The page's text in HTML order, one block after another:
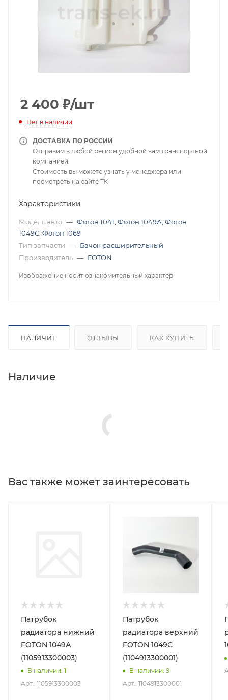
2 400 ₽/шт
Нет в наличии
ДОСТАВКА ПО РОССИИ
Отправим в любой регион удобной вам транспортной
компанией.
Стоимость вы можете узнать у менеджера или
посмотреть на сайте ТК
Характеристики
Модель авто — Фотон 1041 Фотон 1049А Фотон
1049С Фотон 1069
Тип запчасти — Бачок расширительный
Производитель — FOTON
Изображение носит ознакомительный характер
НАЛИЧИЕ ОТЗЫВЫ КАК КУПИТЬ
Наличие
Вас также может заинтересовать
Патрубок
радиатора нижний
FOTON 1049А
(1105913300003)
В наличии: 1
Арт.: 1105913300003
Патрубок
радиатора верхний
FOTON 1049С
(1104913300001)
В наличии: 9
Арт.: 1104913300001